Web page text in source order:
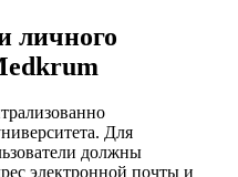
личного
Для
должны
электронной почты и